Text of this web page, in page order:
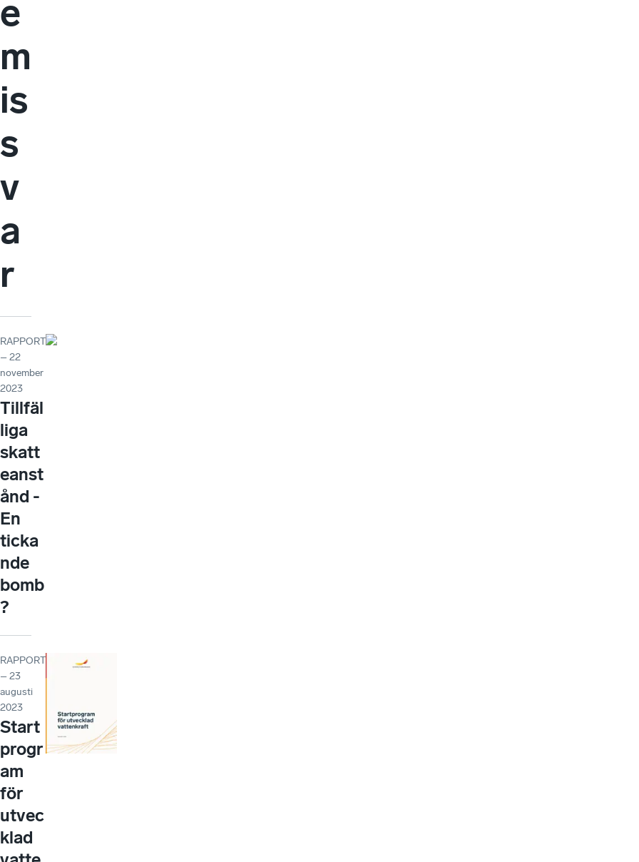
e
m
is
s
v
a
r
RAPPORT
– 22
november
2023
Tillfäl
liga
skatt
eanst
ånd -
En
ticka
nde
bomb
?
RAPPORT
– 23
augusti
2023
Start
progr
am
för
utvec
klad